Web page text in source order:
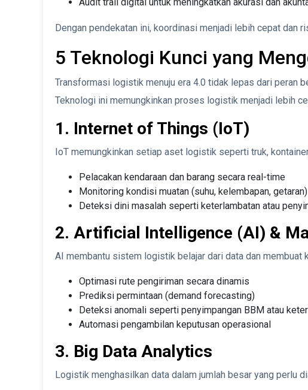
Dengan pendekatan ini, koordinasi menjadi lebih cepat dan
5 Teknologi Kunci yang
Transformasi logistik menuju era 4.0 tidak lepas dari peran
Teknologi ini memungkinkan proses logistik menjadi lebih
1. Internet of Things (IoT)
IoT memungkinkan setiap aset logistik seperti truk,
Pelacakan kendaraan dan barang secara real-time
Monitoring kondisi muatan (suhu, kelembapan, getaran)
Deteksi dini masalah seperti keterlambatan atau
2. Artificial Intelligence (AI) &
AI membantu sistem logistik belajar dari data dan membuat
Optimasi rute pengiriman secara dinamis
Prediksi permintaan (demand forecasting)
Deteksi anomali seperti penyimpangan BBM atau
Automasi pengambilan keputusan operasional
3. Big Data Analytics
Logistik menghasilkan data dalam jumlah besar yang perlu